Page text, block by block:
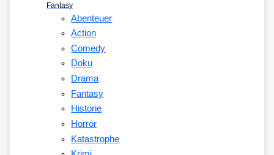
Fantasy
Abenteuer
Action
Comedy
Doku
Drama
Fantasy
Historie
Horror
Katastrophe